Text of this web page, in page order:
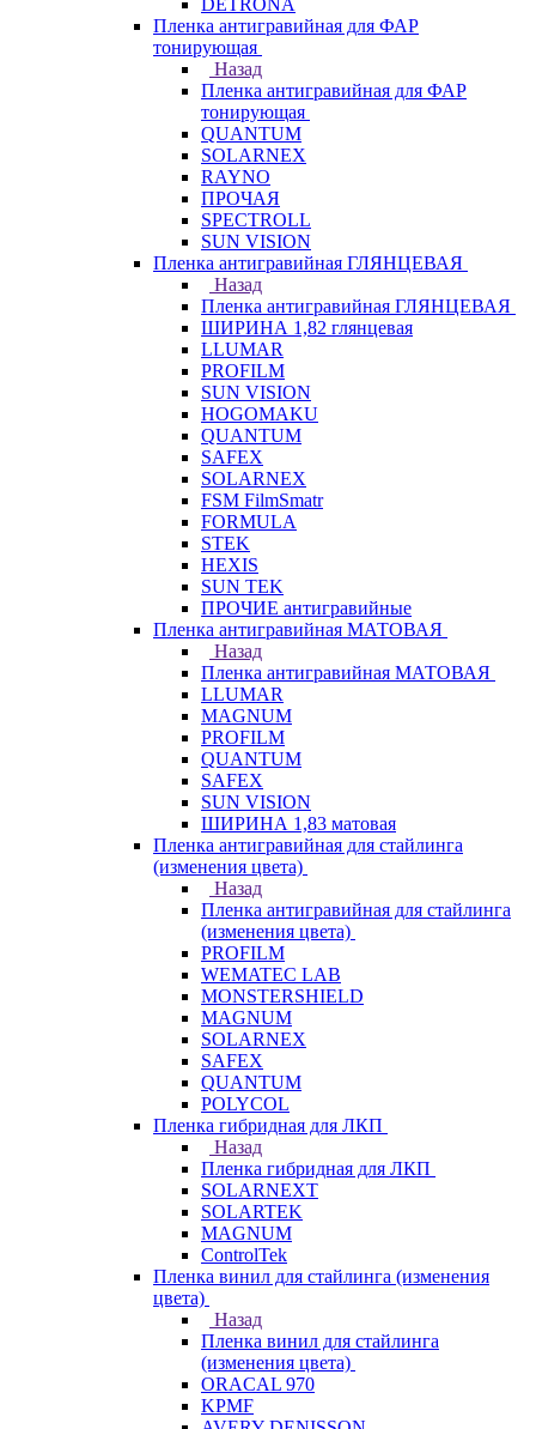
DETRONA
Пленка антигравийная для ФАР
тонирующая
Назад
Пленка антигравийная для ФАР
тонирующая
QUANTUM
SOLARNEX
RAYNO
ПРОЧАЯ
SPECTROLL
SUN VISION
Пленка антигравийная ГЛЯНЦЕВАЯ
Назад
Пленка антигравийная ГЛЯНЦЕВАЯ
ШИРИНА 1,82 глянцевая
LLUMAR
PROFILM
SUN VISION
HOGOMAKU
QUANTUM
SAFEX
SOLARNEX
FSM FilmSmatr
FORMULA
STEK
HEXIS
SUN TEK
ПРОЧИЕ антигравийные
Пленка антигравийная МАТОВАЯ
Назад
Пленка антигравийная МАТОВАЯ
LLUMAR
MAGNUM
PROFILM
QUANTUM
SAFEX
SUN VISION
ШИРИНА 1,83 матовая
Пленка антигравийная для стайлинга
(изменения цвета)
Назад
Пленка антигравийная для стайлинга
(изменения цвета)
PROFILM
WEMATEC LAB
MONSTERSHIELD
MAGNUM
SOLARNEX
SAFEX
QUANTUM
POLYCOL
Пленка гибридная для ЛКП
Назад
Пленка гибридная для ЛКП
SOLARNEXT
SOLARTEK
MAGNUM
ControlTek
Пленка винил для стайлинга (изменения
цвета)
Назад
Пленка винил для стайлинга
(изменения цвета)
ORACAL 970
KPMF